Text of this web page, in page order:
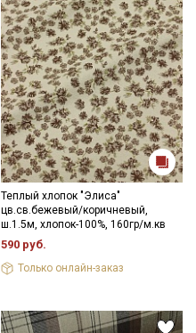
Теплый хлопок "Элиса"
цв.св.бежевый/коричневый,
ш.1.5м, хлопок-100%, 160гр/м.кв
590 руб.
Только онлайн-заказ